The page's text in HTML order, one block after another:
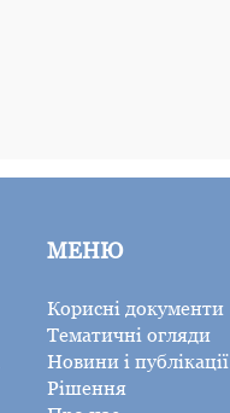
МЕНЮ
Корисні документи
Тематичні огляди
Новини і публікації
Рішення